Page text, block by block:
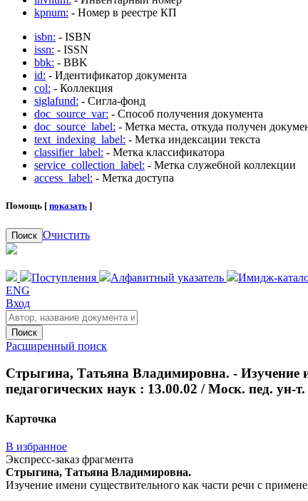
kpnum: - Номер в реестре КП
isbn: - ISBN
issn: - ISSN
bbk: - BBK
id: - Идентификатор документа
col: - Коллекция
siglafund: - Сигла-фонд
doc_source_var: - Способ получения документа
doc_source_label: - Метка места, откуда получен
text_indexing_label: - Метка индексации текста
classifier_label: - Метка классификатора
service_collection_label: - Метка служебной коллекции
access_label: - Метка доступа
Помощь [ показать ]
Поиск Очистить
Поступления Алфавитный указатель Имидж-
ENG
Вход
Поиск
Расширенный поиск
Стрыгина, Татьяна Владимировна. - Изучение
педагогических наук : 13.00.02 / Моск. пед. ун-
Карточка
В избранное
Экспресс-заказ фрагмента
Стрыгина, Татьяна Владимировна.
Изучение имени существительного как части речи с